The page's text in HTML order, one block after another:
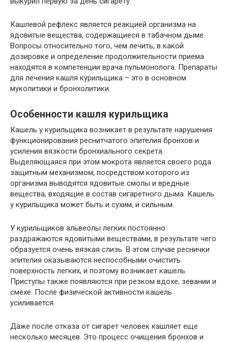
Кашлевой рефлекс является реакцией организма на
ядовитые вещества, содержащиеся в табачном дыме.
Вопросы относительно того, чем лечить, в какой
дозировке и определение продолжительности приема
находятся в компетенции врача пульмонолога. Препараты
для лечения кашля курильщика – это в основном
муколитики и бронхолитики.
Особенности кашля курильщика
Кашель у курильщика возникает в результате нарушения
функционирования реснитчатого эпителия бронхов и
усиления вязкости бронхиального секрета.
Выделяющаяся при этом мокрота является своего рода
защитным механизмом, посредством которого из
организма выводятся ядовитые смолы и вредные
вещества, входящие в состав сигаретного дыма. Кашель
у курильщика может быть и сухим, и сильным.
У курильщиков альвеолы легких постоянно
раздражаются ядовитыми веществами, в результате чего
образуется очень вязкая слизь. В этом случае реснички
эпителия оказываются неспособными очистить
поверхность легких, и поэтому возникает кашель.
Приступы также появляются при резком вдохе, зевании и
смехе. После физической активности кашель
усиливается.
Даже после отказа от сигарет человек кашляет еще
несколько месяцев. Это процесс очищения бронхов и